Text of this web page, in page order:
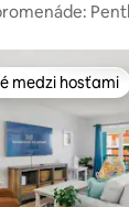
medzi hosťami
medzi hosťami